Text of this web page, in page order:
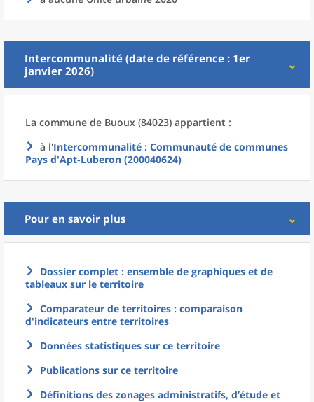
Intercommunalité (date de référence : 1er
janvier 2026)
La commune de Buoux (84023) appartient :
à l'Intercommunalité : Communauté de communes
Pays d'Apt-Luberon (200040624)
Pour en savoir plus
Dossier complet : ensemble de graphiques et de
tableaux sur le territoire
Comparateur de territoires : comparaison
d'indicateurs entre territoires
Données statistiques sur ce territoire
Publications sur ce territoire
Définitions des zonages administratifs, d’étude et